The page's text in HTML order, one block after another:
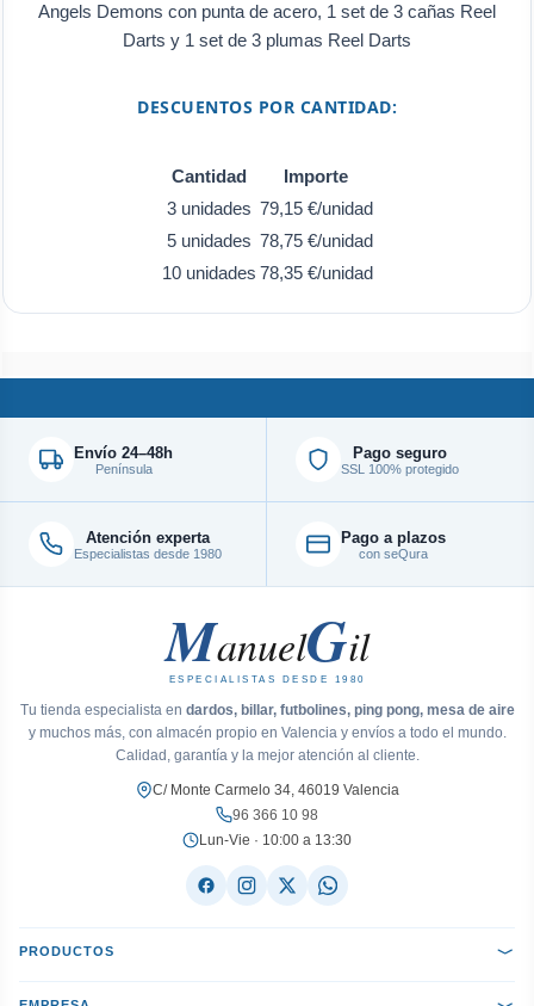
Angels Demons con punta de acero, 1 set de 3 cañas Reel
Darts y 1 set de 3 plumas Reel Darts
DESCUENTOS POR CANTIDAD:
Cantidad
Importe
3 unidades 79,15 €/unidad
5 unidades 78,75 €/unidad
10 unidades 78,35 €/unidad
Envío 24–48h
Península
Pago seguro
SSL 100% protegido
Atención experta
Especialistas desde 1980
Pago a plazos
con seQura
ManuelGil
ESPECIALISTAS DESDE 1980
Tu tienda especialista en dardos, billar, futbolines, ping pong, mesa de aire
y muchos más, con almacén propio en Valencia y envíos a todo el mundo.
Calidad, garantía y la mejor atención al cliente.
C/ Monte Carmelo 34, 46019 Valencia
96 366 10 98
Lun-Vie · 10:00 a 13:30
PRODUCTOS